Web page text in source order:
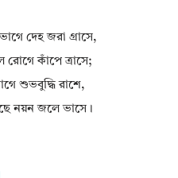
দেহ জরা গ্রাসে,
কাঁপে ত্রাসে;
শুভবুদ্ধি রাশে,
নয়ন জলে ভাসে।